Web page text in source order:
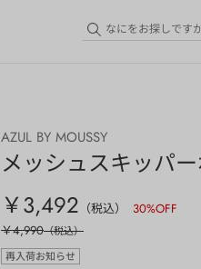
AZUL BY MOUSSY
メッシュスキッパ
￥3,492 （税込） 30%OFF
￥4,990（税込）
再入荷お知らせ